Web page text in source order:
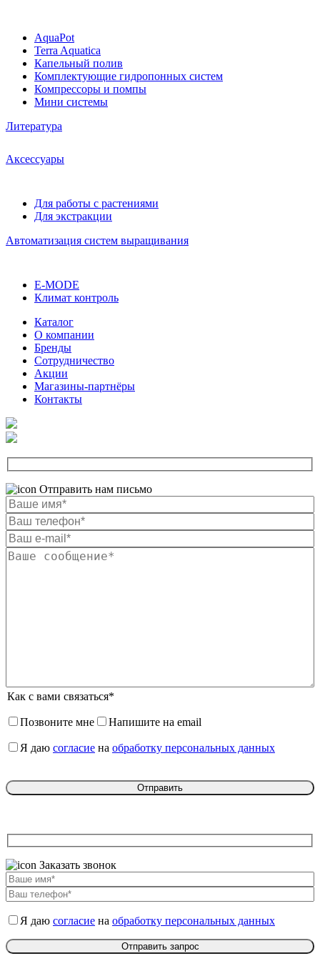
AquaPot
Terra Aquatica
Капельный полив
Комплектующие гидропонных систем
Компрессоры и помпы
Мини системы
Литература
Аксессуары
Для работы с растениями
Для экстракции
Автоматизация систем выращивания
E-MODE
Климат контроль
Каталог
О компании
Бренды
Сотрудничество
Акции
Магазины-партнёры
Контакты
Отправить нам письмо
Как с вами связаться*
Позвоните мне Напишите на email
Я даю согласие на обработку персональных данных
Заказать звонок
Я даю согласие на обработку персональных данных